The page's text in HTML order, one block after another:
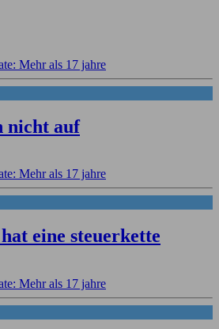
Mehr als 17 jahre
nicht auf
Mehr als 17 jahre
eine steuerkette
Mehr als 17 jahre